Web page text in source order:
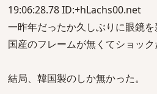
19:06:28.78 ID:+hLachs00.net
一昨年だったか久しぶりに眼鏡を
国産のフレームが無くてショック
結局、韓国製のしか無かった。